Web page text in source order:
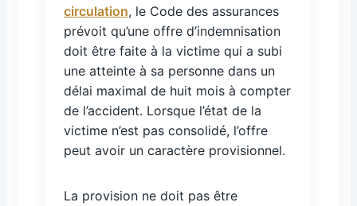
circulation, le Code des assurances
prévoit qu’une offre d’indemnisation
doit être faite à la victime qui a subi
une atteinte à sa personne dans un
délai maximal de huit mois à compter
de l’accident. Lorsque l’état de la
victime n’est pas consolidé, l’offre
peut avoir un caractère provisionnel.
La provision ne doit pas être